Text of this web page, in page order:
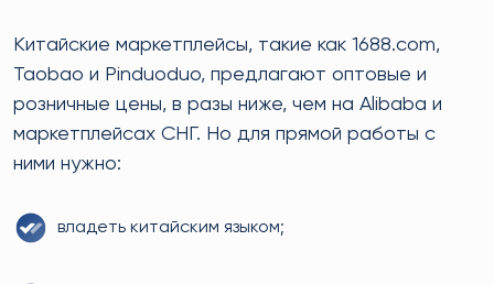
Китайские маркетплейсы, такие как 1688.com,
Taobao и Pinduoduo, предлагают оптовые и
розничные цены, в разы ниже, чем на Alibaba и
маркетплейсах СНГ. Но для прямой работы с
ними нужно:
владеть китайским языком;